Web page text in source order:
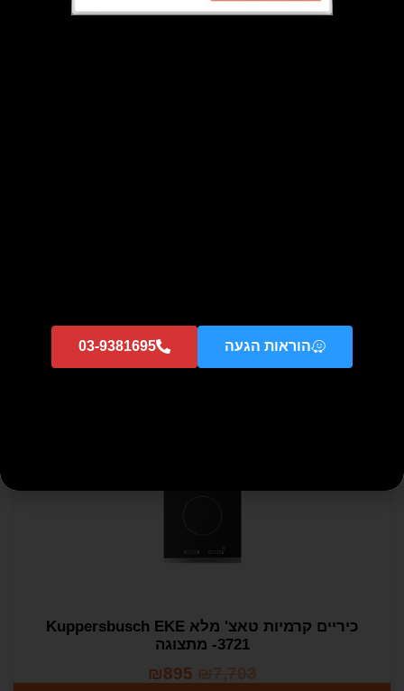
הוספה לסל
כיריים קרמיות טאצ' מלא Kuppersbusch EKE
3721- מתצוגה
₪7,703
₪895
הוראות הגעה 03-9381695